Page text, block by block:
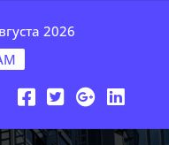
2026